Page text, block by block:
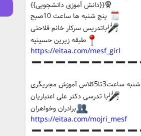
🧕{{دانش آموزی دانشجویی}}
پنج شنبه ها ساعت 10صبح
باتدریس سرکار خانم فلاحتی
طبقه زیرین‌ حسینیه
https://eitaa.com/mesf_girl
شنبه ساعت3تا5کلاس آموزش مجریگری
با تدرسی دکتر علی اعتباریان
برادران وخواهران
https://eitaa.com/mojri_mesf